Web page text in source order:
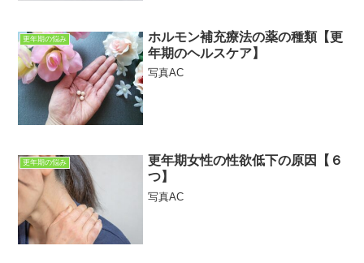
更年期の悩み
ホルモン補充療法の薬の種類【更
年期のヘルスケア】
写真AC
更年期の悩み
更年期女性の性欲低下の原因【６
つ】
写真AC